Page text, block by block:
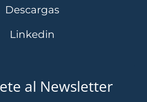
Descargas
Linkedin
al Newsletter